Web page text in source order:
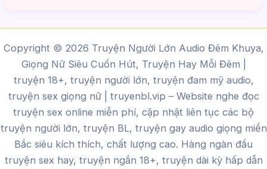
Copyright © 2026 Truyện Người Lớn Audio Đêm Khuya,
Giọng Nữ Siêu Cuốn Hút, Truyện Hay Mỗi Đêm |
truyện 18+, truyện người lớn, truyện đam mỹ audio,
truyện sex giọng nữ | truyenbl.vip – Website nghe đọc
truyện sex online miễn phí, cập nhật liên tục các bộ
truyện người lớn, truyện BL, truyện gay audio giọng miền
Bắc siêu kích thích, chất lượng cao. Hàng ngàn đầu
truyện sex hay, truyện ngắn 18+, truyện dài kỳ hấp dẫn